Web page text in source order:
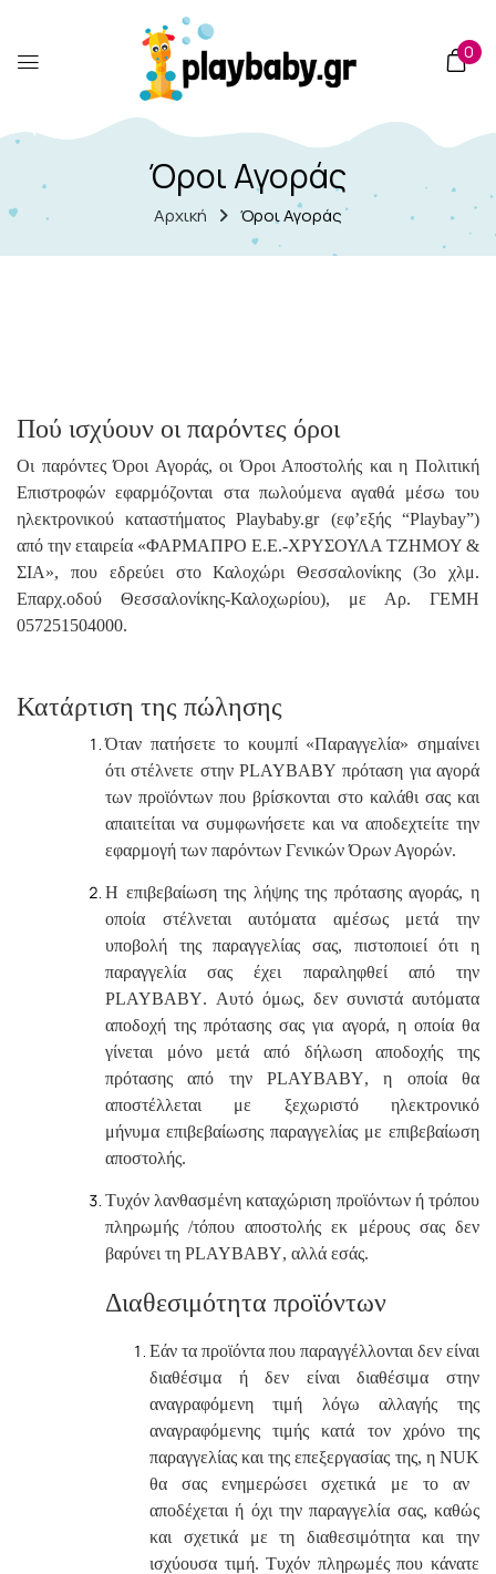
0
Όροι Αγοράς
Αρχική Όροι Αγοράς
Πού ισχύουν οι παρόντες όροι
Οι παρόντες Όροι Αγοράς, οι Όροι Αποστολής και η Πολιτική
Επιστροφών εφαρμόζονται στα πωλούμενα αγαθά μέσω του
ηλεκτρονικού καταστήματος Playbaby.gr (εφ’εξής “Playbay”)
από την εταιρεία «ΦΑΡΜΑΠΡΟ Ε.Ε.-ΧΡΥΣΟΥΛΑ ΤΖΗΜΟΥ &
ΣΙΑ», που εδρεύει στο Καλοχώρι Θεσσαλονίκης (3ο χλμ.
Επαρχ.οδού Θεσσαλονίκης-Καλοχωρίου), με Αρ. ΓΕΜΗ
057251504000.
Κατάρτιση της πώλησης
Όταν πατήσετε το κουμπί «Παραγγελία» σημαίνει
ότι στέλνετε στην PLAYBABY πρόταση για αγορά
των προϊόντων που βρίσκονται στο καλάθι σας και
απαιτείται να συμφωνήσετε και να αποδεχτείτε την
εφαρμογή των παρόντων Γενικών Όρων Αγορών.
Η επιβεβαίωση της λήψης της πρότασης αγοράς, η
οποία στέλνεται αυτόματα αμέσως μετά την
υποβολή της παραγγελίας σας, πιστοποιεί ότι η
παραγγελία σας έχει παραληφθεί από την
PLAYBABY. Αυτό όμως, δεν συνιστά αυτόματα
αποδοχή της πρότασης σας για αγορά, η οποία θα
γίνεται μόνο μετά από δήλωση αποδοχής της
πρότασης από την PLAYBABY, η οποία θα
αποστέλλεται με ξεχωριστό ηλεκτρονικό
μήνυμα επιβεβαίωσης παραγγελίας με επιβεβαίωση
αποστολής.
Τυχόν λανθασμένη καταχώριση προϊόντων ή τρόπου
πληρωμής /τόπου αποστολής εκ μέρους σας δεν
βαρύνει τη PLAYBABY, αλλά εσάς.
Διαθεσιμότητα προϊόντων
Εάν τα προϊόντα που παραγγέλλονται δεν είναι
διαθέσιμα ή δεν είναι διαθέσιμα στην
αναγραφόμενη τιμή λόγω αλλαγής της
αναγραφόμενης τιμής κατά τον χρόνο της
παραγγελίας και της επεξεργασίας της, η NUK
θα σας ενημερώσει σχετικά με το αν
αποδέχεται ή όχι την παραγγελία σας, καθώς
και σχετικά με τη διαθεσιμότητα και την
ισχύουσα τιμή. Τυχόν πληρωμές που κάνατε